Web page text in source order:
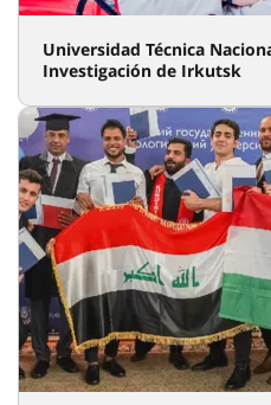
Universidad Tecnológica
de Kubán
Academia de Comercio
de Rusia del Ministerio de
Desarrollo Económico de